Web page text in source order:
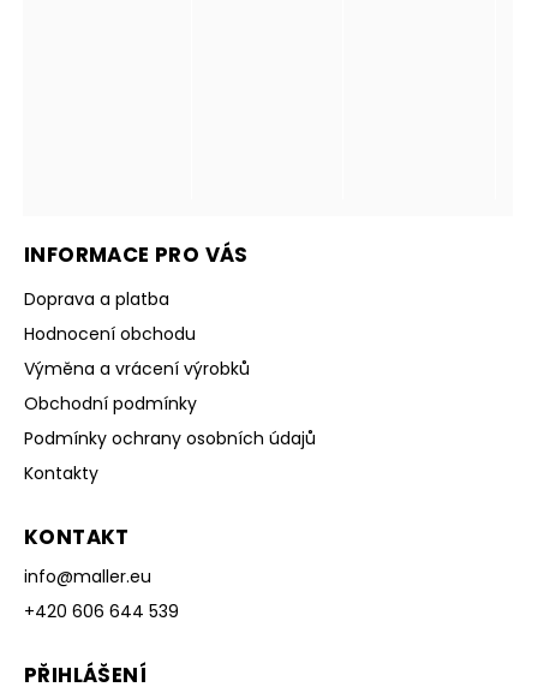
INFORMACE PRO VÁS
Doprava a platba
Hodnocení obchodu
Výměna a vrácení výrobků
Obchodní podmínky
Podmínky ochrany osobních údajů
Kontakty
KONTAKT
info@maller.eu
+420 606 644 539
PŘIHLÁŠENÍ